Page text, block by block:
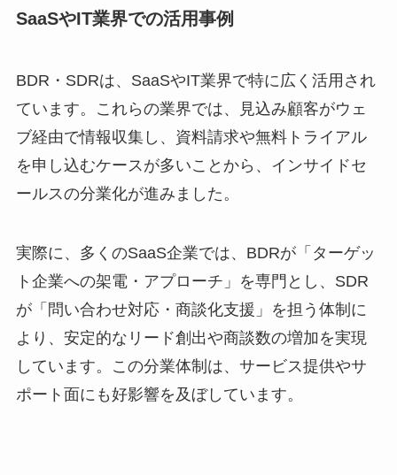
SaaSやIT業界での活用事例
BDR・SDRは、SaaSやIT業界で特に広く活用され
ています。これらの業界では、見込み顧客がウェ
ブ経由で情報収集し、資料請求や無料トライアル
を申し込むケースが多いことから、インサイドセ
ールスの分業化が進みました。
実際に、多くのSaaS企業では、BDRが「ターゲッ
ト企業への架電・アプローチ」を専門とし、SDR
が「問い合わせ対応・商談化支援」を担う体制に
より、安定的なリード創出や商談数の増加を実現
しています。この分業体制は、サービス提供やサ
ポート面にも好影響を及ぼしています。